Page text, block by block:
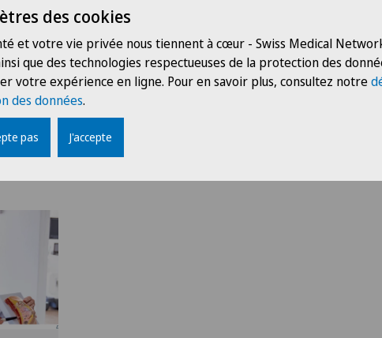
clinique de la Faculté de
des cookies
et votre vie privée nous tiennent à cœur - Swiss Medical
que des technologies respectueuses de la protection des
votre expérience en ligne. Pour en savoir plus, consultez notre
des données.
pas J'accepte